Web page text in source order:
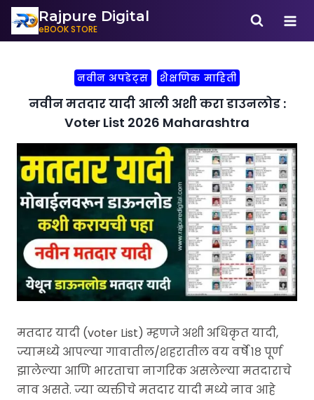
Rajpure Digital
eBOOK STORE
नवीन अपडेट्स शैक्षणिक माहिती
नवीन मतदार यादी आली अशी करा डाउनलोड :
Voter List 2026 Maharashtra
मतदार यादी (voter List) म्हणजे अशी अधिकृत यादी,
ज्यामध्ये आपल्या गावातील/शहरातील वय वर्षे १८ पूर्ण
झालेल्या आणि भारताचा नागरिक असलेल्या मतदाराचे
नाव असते. ज्या व्यक्तीचे मतदार यादी मध्ये नाव आहे